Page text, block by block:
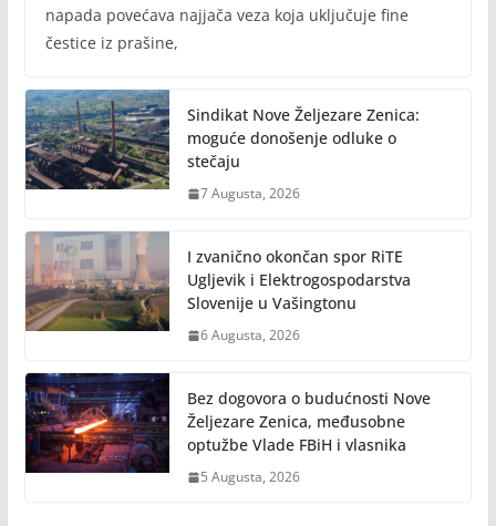
napada povećava najjača veza koja uključuje fine
čestice iz prašine,
Sindikat Nove Željezare Zenica:
moguće donošenje odluke o
stečaju
7 Augusta, 2026
I zvanično okončan spor RiTE
Ugljevik i Elektrogospodarstva
Slovenije u Vašingtonu
6 Augusta, 2026
Bez dogovora o budućnosti Nove
Željezare Zenica, međusobne
optužbe Vlade FBiH i vlasnika
5 Augusta, 2026